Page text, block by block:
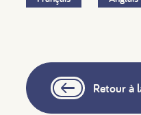
Retour à